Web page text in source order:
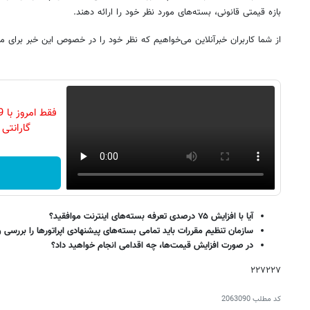
بازه قیمتی قانونی، بسته‌های مورد نظر خود را ارائه دهند.
از شما کاربران خبرآنلاین می‌خواهیم که نظر خود را در خصوص این خبر برای
گارانتی
آیا با افزایش ۷۵ درصدی تعرفه بسته‌های اینترنت موافقید؟
سازمان تنظیم مقررات باید تمامی بسته‌های پیشنهادی اپراتورها را بررسی
در صورت افزایش قیمت‌ها، چه اقدامی انجام خواهید داد؟
۲۲۷۲۲۷
کد مطلب2063090